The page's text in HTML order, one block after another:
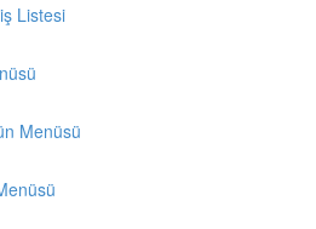
Listesi
Menüsü